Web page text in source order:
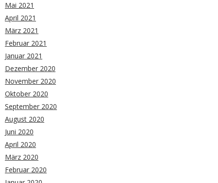
Mai 2021
April 2021
März 2021
Februar 2021
Januar 2021
Dezember 2020
November 2020
Oktober 2020
September 2020
August 2020
Juni 2020
April 2020
März 2020
Februar 2020